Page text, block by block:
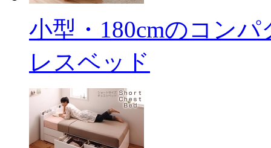
小型・180cmのコン
レスベッド